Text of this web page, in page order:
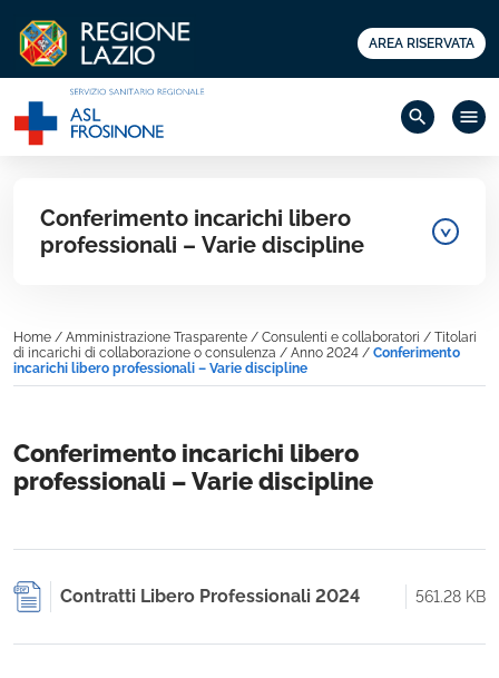
AREA RISERVATA
search menu
Conferimento incarichi libero
professionali – Varie discipline
Home / Amministrazione Trasparente / Consulenti e collaboratori / Titolari
di incarichi di collaborazione o consulenza / Anno 2024 / Conferimento
incarichi libero professionali – Varie discipline
Conferimento incarichi libero
professionali – Varie discipline
Contratti Libero Professionali 2024 561.28 KB